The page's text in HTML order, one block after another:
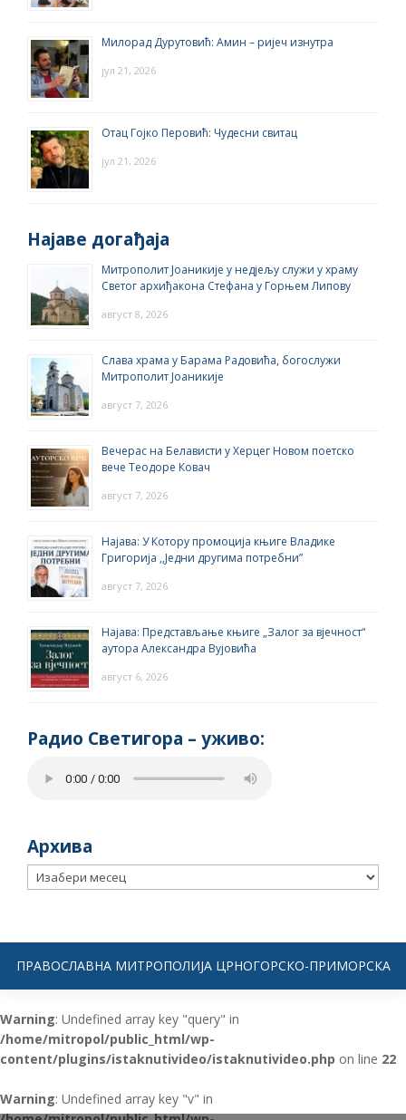
Милорад Дурутовић: Амин – ријеч изнутра
јул 21, 2026
Отац Гојко Перовић: Чудесни свитац
јул 21, 2026
Најаве догађаја
Митрополит Јоаникије у недјељу служи у храму
Светог архиђакона Стефана у Горњем Липову
август 8, 2026
Слава храма у Барама Радовића, богослужи
Митрополит Јоаникије
август 7, 2026
Вечерас на Белависти у Херцег Новом поетско
вече Теодоре Ковач
август 7, 2026
Најава: У Котору промоција књиге Владике
Григорија ,,Једни другима потребни”
август 7, 2026
Најава: Представљање књиге „Залог за вјечност“
аутора Александра Вујовића
август 6, 2026
Радио Светигора – yживо:
Архива
Архива
ПРАВОСЛАВНА МИТРОПОЛИЈА ЦРНОГОРСКО-ПРИМОРСКА
Warning: Undefined array key "query" in
/home/mitropol/public_html/wp-
content/plugins/istaknutivideo/istaknutivideo.php on line 22
Warning: Undefined array key "v" in